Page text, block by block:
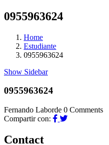
0955963624
Home
Estudiante
0955963624
Show Sidebar
0955963624
Fernando Laborde 0 Comments
Compartir con:
Contact